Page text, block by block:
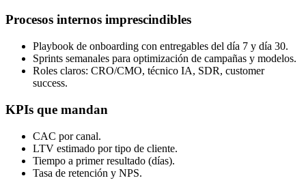
Procesos internos imprescindibles
Playbook de onboarding con entregables del día 7 y día 30.
Sprints semanales para optimización de campañas y modelos.
Roles claros: CRO/CMO, técnico IA, SDR, customer
success.
KPIs que mandan
CAC por canal.
LTV estimado por tipo de cliente.
Tiempo a primer resultado (días).
Tasa de retención y NPS.